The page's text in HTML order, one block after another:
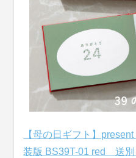
【母の日ギフト】
装版 BS39T-01 red 送